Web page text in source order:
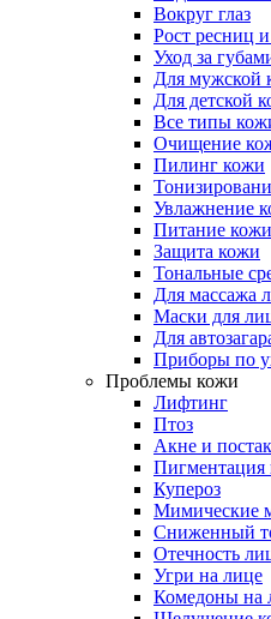
Вокруг глаз
Рост ресниц
Уход за
Для мужской
Для детской
Все типы
Очищение
Пилинг кожи
Увлажнение
Питание кожи
Защита кожи
Тональные
Для массажа
Маски для
Для
Приборы по
Проблемы кожи
Лифтинг
Птоз
Акне и
Пигментация
Купероз
Мимические
Сниженный
Отечность
Угри на лице
Комедоны на